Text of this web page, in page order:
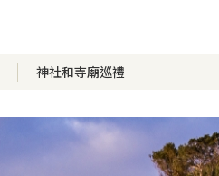
神社和寺廟巡禮